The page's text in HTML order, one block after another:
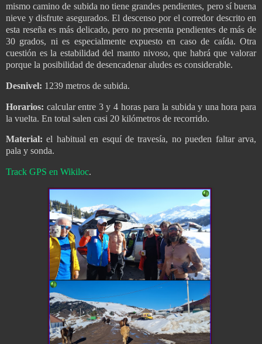
mismo camino de subida no tiene grandes pendientes, pero sí buena
nieve y disfrute asegurados. El descenso por el corredor descrito en
esta reseña es más delicado, pero no presenta pendientes de más de
30 grados, ni es especialmente expuesto en caso de caída. Otra
cuestión es la estabilidad del manto nivoso, que habrá que valorar
porque la posibilidad de desencadenar aludes es considerable.
Desnivel: 1239 metros de subida.
Horarios: calcular entre 3 y 4 horas para la subida y una hora para
la vuelta. En total salen casi 20 kilómetros de recorrido.
Material: el habitual en esquí de travesía, no pueden faltar arva,
pala y sonda.
Track GPS en Wikiloc.